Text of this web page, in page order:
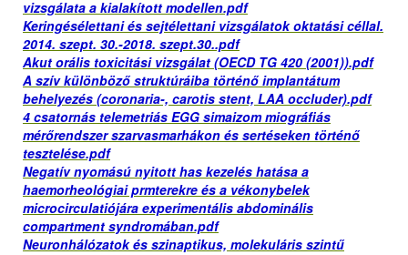
vizsgálata a kialakított modellen.pdf
Keringésélettani és sejtélettani vizsgálatok oktatási céllal.
2014. szept. 30.-2018. szept.30..pdf
Akut orális toxicitási vizsgálat (OECD TG 420 (2001)).pdf
A szív különböző struktúráiba történő implantátum
behelyezés (coronaria-, carotis stent, LAA occluder).pdf
4 csatornás telemetriás EGG simaizom miográfiás
mérőrendszer szarvasmarhákon és sertéseken történő
tesztelése.pdf
Negatív nyomású nyitott has kezelés hatása a
haemorheológiai prmterekre és a vékonybelek
microcirculatiójára experimentális abdominális
compartment syndromában.pdf
Neuronhálózatok és szinaptikus, molekuláris szintű